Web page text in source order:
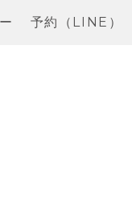
予約（LINE）